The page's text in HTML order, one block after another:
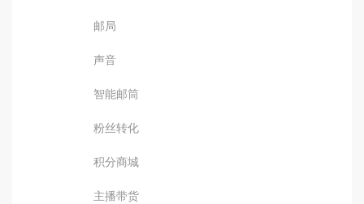
邮局
声音
智能邮筒
粉丝转化
积分商城
主播带货